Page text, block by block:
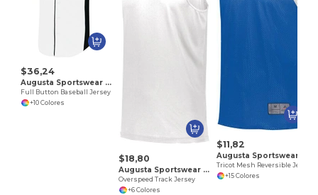
$36,24
Augusta Sportswear 1655
Full Button Baseball Jersey
+10 Colores
$18,80
Augusta Sportswear 343
Overspeed Track Jersey
+6 Colores
$11,82
+15 Colores